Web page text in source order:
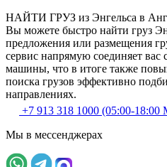
НАЙТИ ГРУЗ из Энгельса в
Вы можете быстро найти груз
предложения или размещения
сервис напрямую соединяет
машины, что в итоге также
поиска грузов эффективно
направлениях.
+7 913 318 1000 (05:00-
Мы в мессенджерах